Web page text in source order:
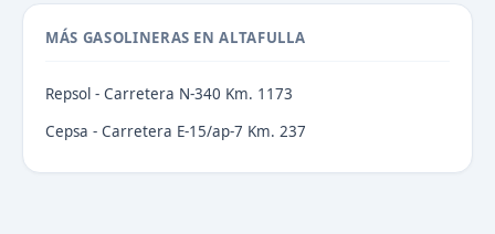
MÁS GASOLINERAS EN ALTAFULLA
Repsol - Carretera N-340 Km. 1173
Cepsa - Carretera E-15/ap-7 Km. 237